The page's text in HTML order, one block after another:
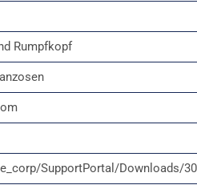
Rumpfkopf
SupportPortal/Downloads/